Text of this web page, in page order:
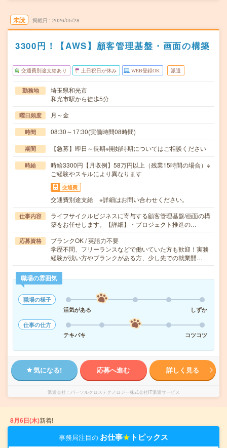
未読 掲載日 2026/05/28
3300円！【AWS】顧客管理基盤・画面の構築
交通費別途支給あり 土日祝日が休み WEB登録OK 派遣
勤務地
埼玉県和光市
和光市駅から徒歩5分
曜日頻度 月～金
時間 08:30～17:30(実働時間08時間)
期間 【急募】即日～長期※開始時期についてはご相談ください
時給
時給3300円【月収例】58万円以上（残業15時間の場合）※
ご経験やスキルにより異なります
交通費
交通費別途支給 ※詳細はお問い合わせください。
仕事内容
ライフサイクルビジネスに寄与する顧客管理基盤/画面の構
築をお任せします。【詳細】・プロジェクト推進の…
応募資格
ブランクOK / 英語力不要
学歴不問、フリーランスなどで働いていた方も歓迎！実務
経験が浅い方やブランクがある方、少し先での就業開…
職場の雰囲気
職場の様子
活気がある
しずか
仕事の仕方
テキパキ
コツコツ
気になる! 応募へ進む 詳しく見る
派遣会社 パーソルクロステクノロジー株式会社IT派遣サービス
8月6日(木)新着!
事務局注目の お仕事★ トピックス